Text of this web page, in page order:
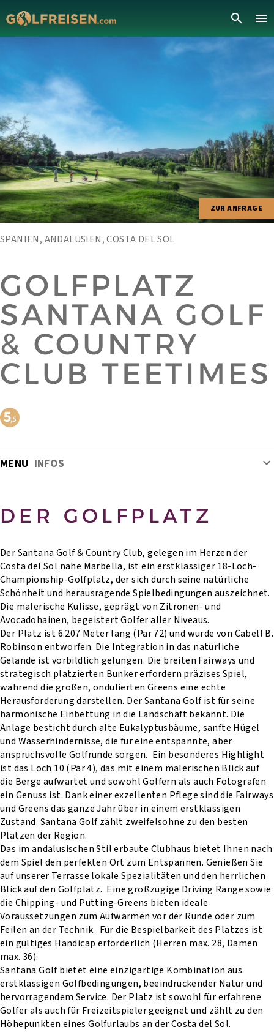
ZUR ANFRAGE
SPANIEN, ANDALUSIEN, COSTA DEL SOL
GOLFPLATZ
SANTANA GOLF
& COUNTRY
CLUB TEETIMES
MENU INFOS
DER GOLFPLATZ
Der Santana Golf & Country Club, gelegen im Herzen der
Costa del Sol nahe Marbella, ist ein erstklassiger 18-Loch-
Championship-Golfplatz, der sich durch seine natürliche
Schönheit und herausragende Spielbedingungen auszeichnet.
Die malerische Kulisse, geprägt von Zitronen- und
Avocadohainen, begeistert Golfer aller Niveaus.
Der Platz ist 6.207 Meter lang (Par 72) und wurde von Cabell B.
Robinson entworfen. Die Integration in das natürliche
Gelände ist vorbildlich gelungen. Die breiten Fairways und
strategisch platzierten Bunker erfordern präzises Spiel,
während die großen, ondulierten Greens eine echte
Herausforderung darstellen. Der Santana Golf ist für seine
harmonische Einbettung in die Landschaft bekannt. Die
Anlage besticht durch alte Eukalyptusbäume, sanfte Hügel
und Wasserhindernisse, die für eine entspannte, aber
anspruchsvolle Golfrunde sorgen. Ein besonderes Highlight
ist das Loch 10 (Par 4), das mit einem malerischen Blick auf
die Berge aufwartet und sowohl Golfern als auch Fotografen
ein Genuss ist. Dank einer exzellenten Pflege sind die Fairways
und Greens das ganze Jahr über in einem erstklassigen
Zustand. Santana Golf zählt zweifelsohne zu den besten
Plätzen der Region.
Das im andalusischen Stil erbaute Clubhaus bietet Ihnen nach
dem Spiel den perfekten Ort zum Entspannen. Genießen Sie
auf unserer Terrasse lokale Spezialitäten und den herrlichen
Blick auf den Golfplatz. Eine großzügige Driving Range sowie
die Chipping- und Putting-Greens bieten ideale
Voraussetzungen zum Aufwärmen vor der Runde oder zum
Feilen an der Technik. Für die Bespielbarkeit des Platzes ist
ein gültiges Handicap erforderlich (Herren max. 28, Damen
max. 36).
Santana Golf bietet eine einzigartige Kombination aus
erstklassigen Golfbedingungen, beeindruckender Natur und
hervorragendem Service. Der Platz ist sowohl für erfahrene
Golfer als auch für Freizeitspieler geeignet und zählt zu den
Höhepunkten eines Golfurlaubs an der Costa del Sol.